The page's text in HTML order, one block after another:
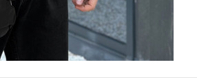
Світшоти
Худі
Боди